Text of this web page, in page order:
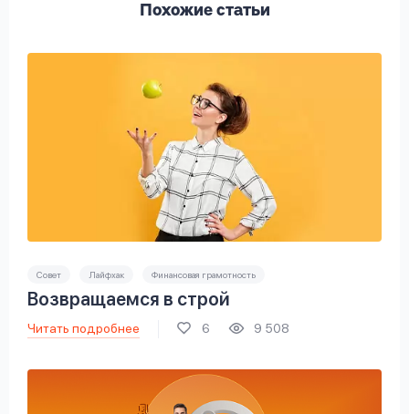
Похожие статьи
Совет Лайфхак Финансовая грамотность
Возвращаемся в строй
Читать подробнее 6 9 508